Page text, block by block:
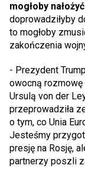
mogłoby
doprowadziłyby
to mogłoby
zakończenia
- Prezydent
owocną
Ursulą von der
przeprowadziła
o tym, co Unia
Jesteśmy
presję na Rosję,
partnerzy poszli